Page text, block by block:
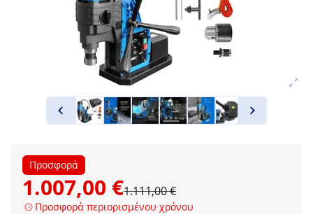
Προσφορά
1.007,00 €1.111,00 €
Προσφορά περιορισμένου χρόνου